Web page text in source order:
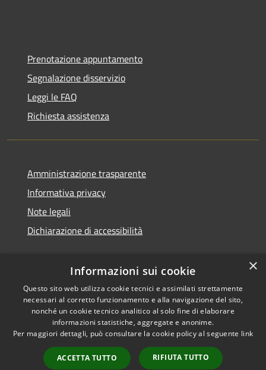
Prenotazione appuntamento
Segnalazione disservizio
Leggi le FAQ
Richiesta assistenza
Amministrazione trasparente
Informativa privacy
Note legali
Dichiarazione di accessibilità
RSS
Accessibilità
Copyright © 2026 • Comune di
Municipium•
Accesso
×
Informazioni sui cookie
Questo sito web utilizza cookie tecnici e assimilati strettamente
necessari al corretto funzionamento e alla navigazione del sito,
nonché un cookie tecnico analitico al solo fine di elaborare
informazioni statistiche, aggregate e anonime.
Per maggiori dettagli, può consultare la cookie policy al seguente link
ACCETTA TUTTO RIFIUTA TUTTO